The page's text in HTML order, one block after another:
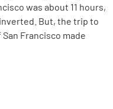
was about 11 hours,
But, the trip to
Francisco made